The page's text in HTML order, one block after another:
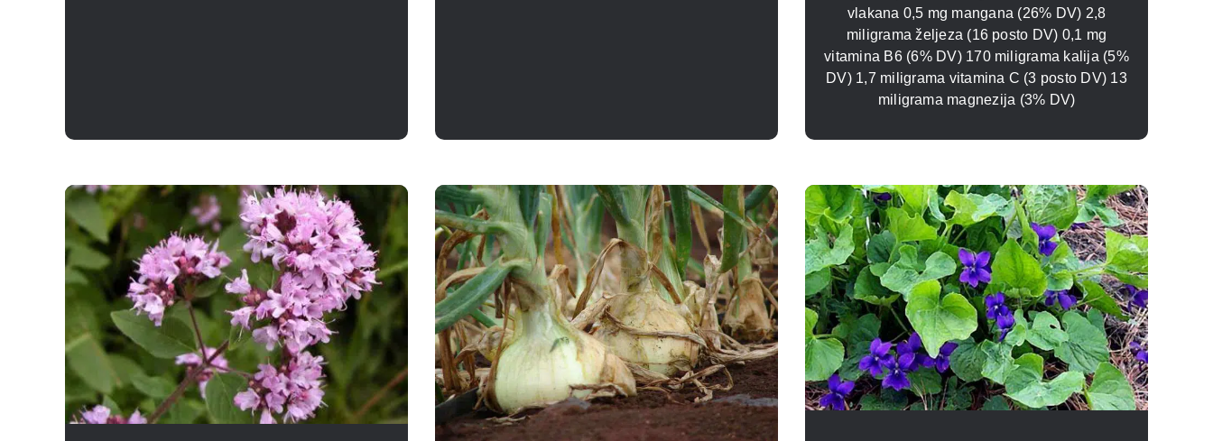
vlakana 0,5 mg mangana (26% DV) 2,8
miligrama željeza (16 posto DV) 0,1 mg
vitamina B6 (6% DV) 170 miligrama kalija (5%
DV) 1,7 miligrama vitamina C (3 posto DV) 13
miligrama magnezija (3% DV)